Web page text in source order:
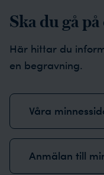
Ska du gå
Här hittar du
en begravning.
Våra
Anmälan till